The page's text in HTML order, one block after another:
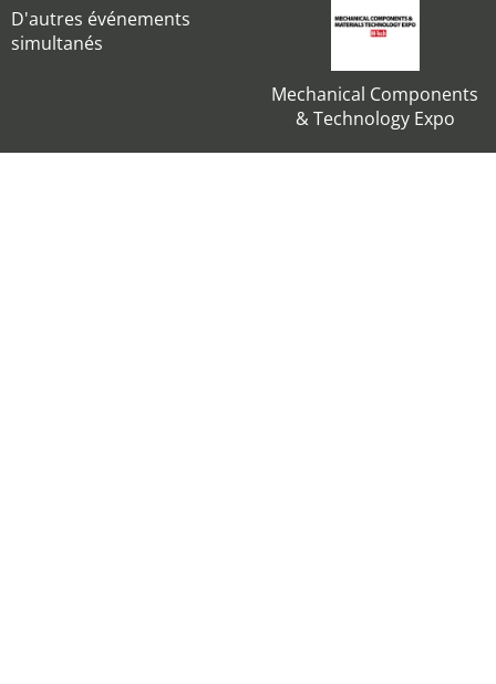
D'autres événements
simultanés
Mechanical Components
& Technology Expo